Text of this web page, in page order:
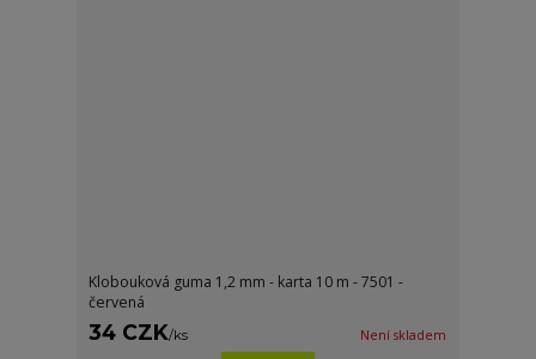
Klobouková guma 1,2 mm - karta 10 m - 7501 -
červená
34 CZK/ks Není skladem